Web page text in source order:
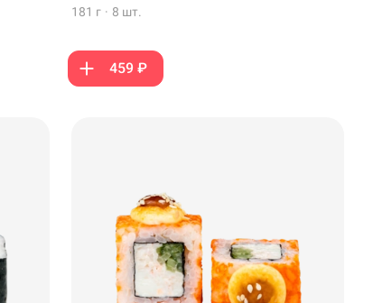
181 г · 8 шт.
459 ₽